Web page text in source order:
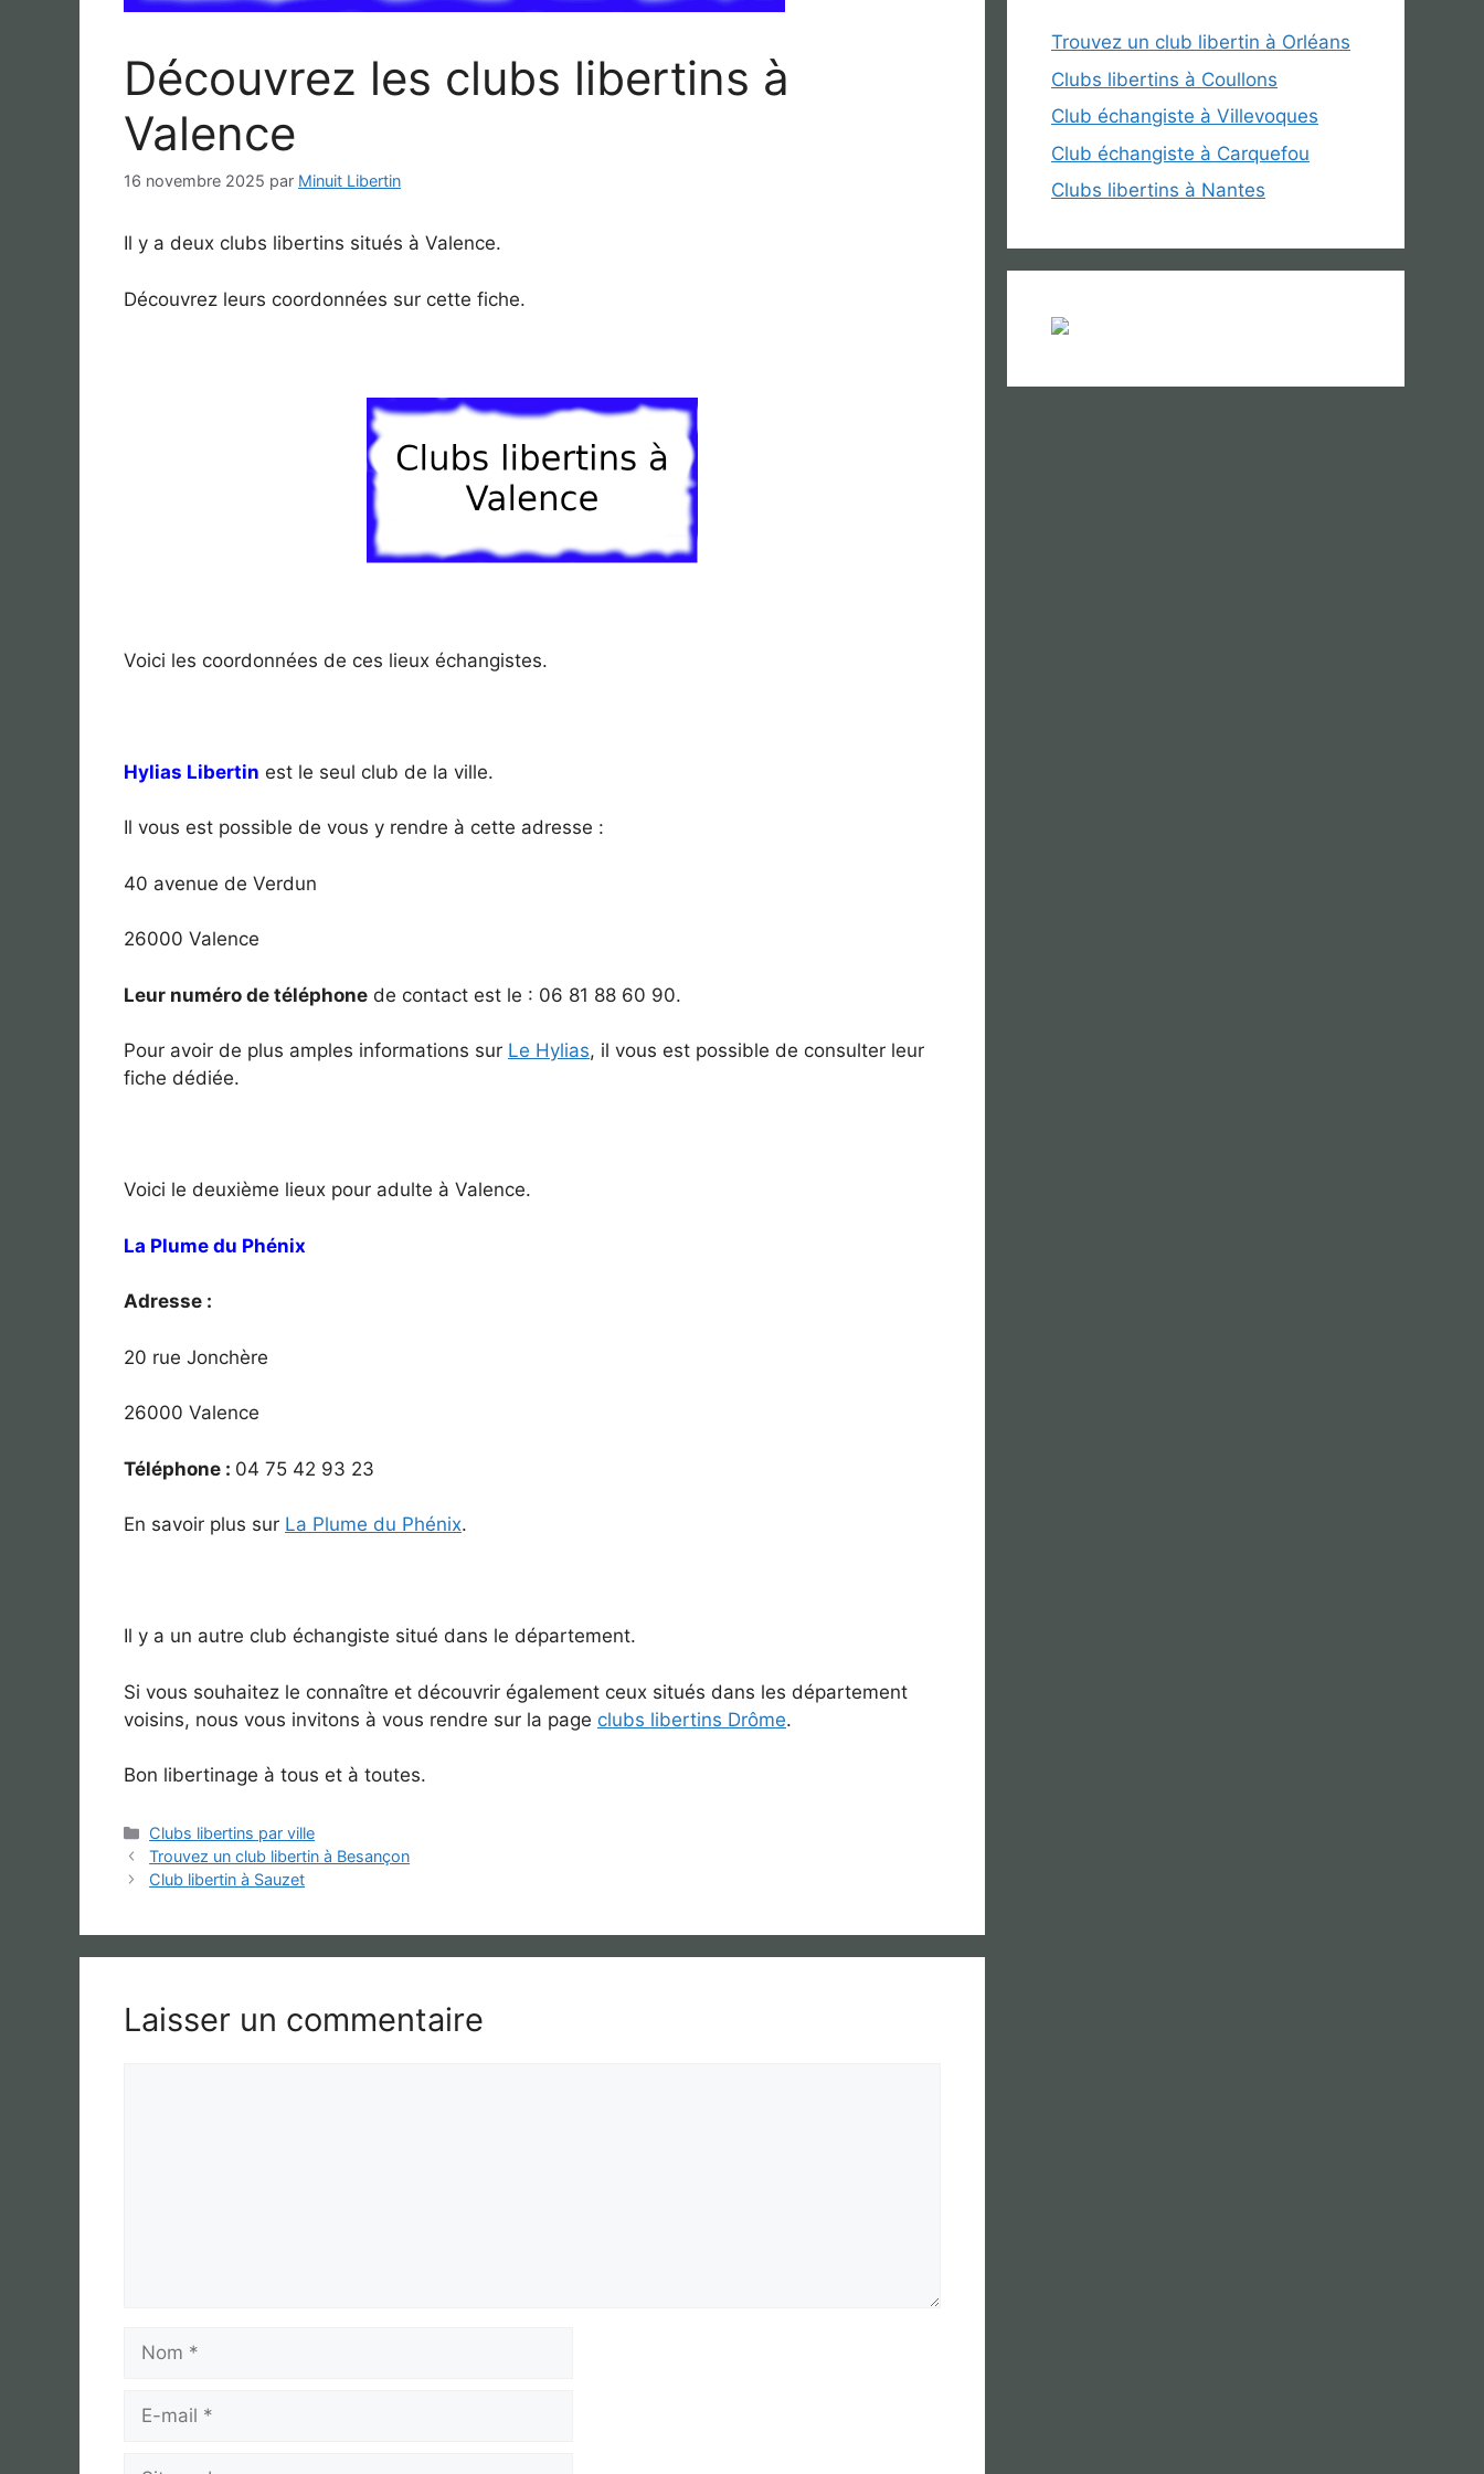
Découvrez les clubs libertins à
Valence
16 novembre 2025 par Minuit Libertin
Il y a deux clubs libertins situés à Valence.
Découvrez leurs coordonnées sur cette fiche.
Voici les coordonnées de ces lieux échangistes.
Hylias Libertin est le seul club de la ville.
Il vous est possible de vous y rendre à cette adresse :
40 avenue de Verdun
26000 Valence
Leur numéro de téléphone de contact est le : 06 81 88 60 90.
Pour avoir de plus amples informations sur Le Hylias, il vous est possible de consulter leur
fiche dédiée.
Voici le deuxième lieux pour adulte à Valence.
La Plume du Phénix
Adresse :
20 rue Jonchère
26000 Valence
Téléphone : 04 75 42 93 23
En savoir plus sur La Plume du Phénix.
Il y a un autre club échangiste situé dans le département.
Si vous souhaitez le connaître et découvrir également ceux situés dans les département
voisins, nous vous invitons à vous rendre sur la page clubs libertins Drôme.
Bon libertinage à tous et à toutes.
Catégories
Clubs libertins par ville
Trouvez un club libertin à Besançon
Club libertin à Sauzet
Laisser un commentaire
Nom
Site
Trouvez un club libertin à Orléans
Clubs libertins à Coullons
Club échangiste à Villevoques
Club échangiste à Carquefou
Clubs libertins à Nantes